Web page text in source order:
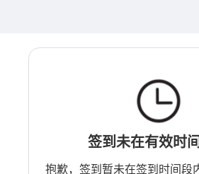
签到未在有效时
抱歉，签到暂未在签到时间段